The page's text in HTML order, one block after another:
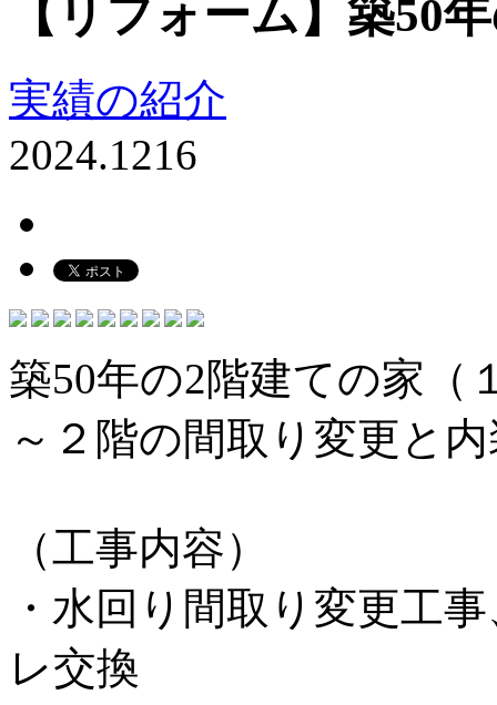
【リフォーム】築50
実績の紹介
2024.1216
築50年の2階建ての家（
～２階の間取り変更と
（工事内容）
・水回り間取り変更工
レ交換